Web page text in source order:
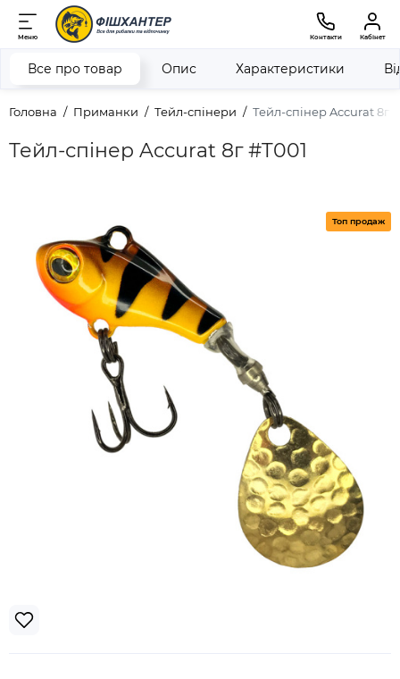
Меню Контакти Кабінет
Головна Приманки Тейл-спінери Тейл-спінер Accurat 8г
Тейл-спінер Accurat 8г #T001
Все про товар Опис Характеристики
Топ продаж